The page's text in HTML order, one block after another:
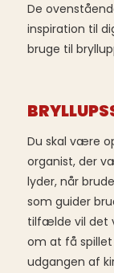
De
inspiration til
bruge til
Du skal være
organist, der
lyder, når
som guider
tilfælde vil det
om at få
udgangen af